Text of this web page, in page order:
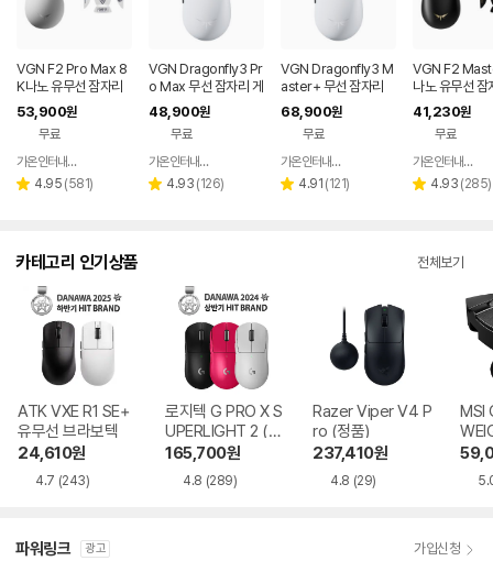
VGN F2 Pro Max 8
K나노 유무선 잠자리
게이밍 마우스 화이트
53,900원
무료
페이
가온인터내셔날
별 4.95 리
(581)
VGN Dragonfly3 Pr
o Max 무선 잠자리 게
이밍 마우스+젠더 화
이트
48,900원
무료
페이
가온인터내셔날
별 4.93 리
(126)
VGN Dragonfly3 M
aster+ 무선 잠자리
게이밍 마우스+젠더
화이트
68,900원
무료
가온인터내셔날
별 4.91 리
(121)
VGN F2
나노 유무선 잠
이밍 마우스+
프 블랙
41,230원
무료
가온인터내셔날
별 4.93 리
(285)
카테고리 인기상품 전체보기
ATK VXE R1 SE+
유무선 브라보텍
24,610원
4.7 (243)
로지텍 G PRO X S
UPERLIGHT 2 (정
품)
165,700원
4.8 (289)
Razer Viper V4 P
ro (정품)
237,410원
4.8 (29)
MSI
SS
파워링크 광고 가입신청